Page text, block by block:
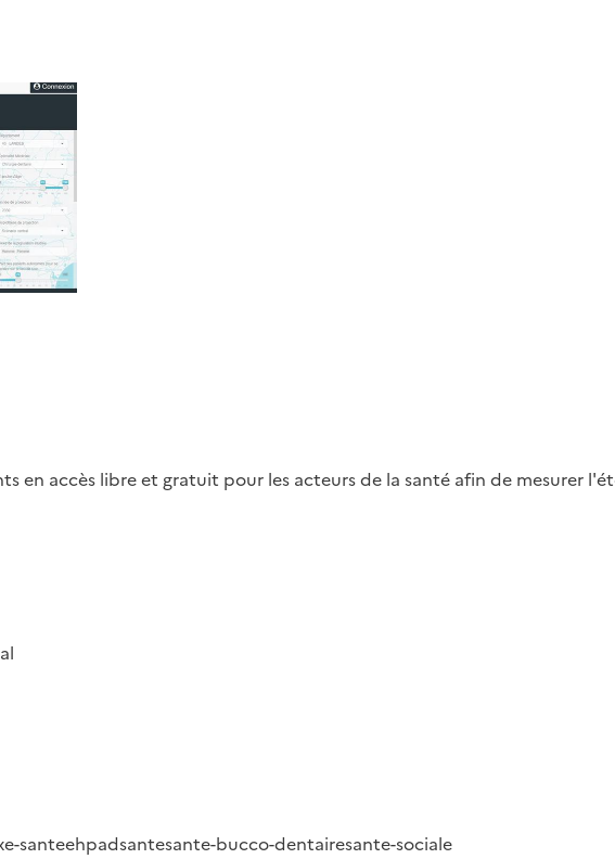
en accès libre et gratuit pour les acteurs de la santé afin de mesurer
e-santeehpadsantesante-bucco-dentairesante-sociale